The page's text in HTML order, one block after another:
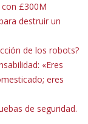
£300M
destruir un
de los robots?
«Eres
eres
de seguridad.